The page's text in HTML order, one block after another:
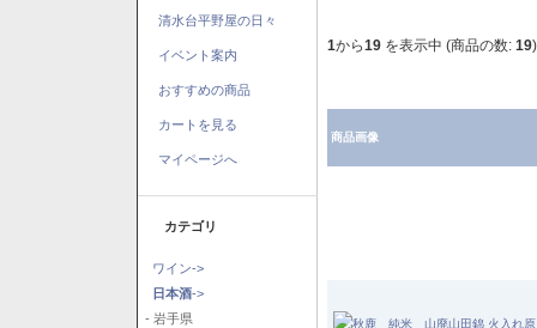
清水台平野屋の日々
イベント案内
おすすめの商品
カートを見る
マイページへ
カテゴリ
ワイン->
日本酒->
- 岩手県
1から19 を表示中 (商品の数: 19)
商品画像